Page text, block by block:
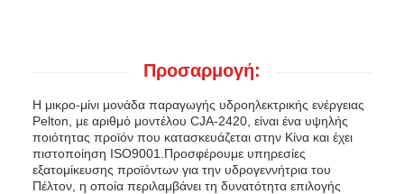
Προσαρμογή:
Η μικρο-μίνι μονάδα παραγωγής υδροηλεκτρικής ενέργειας
Pelton, με αριθμό μοντέλου CJA-2420, είναι ένα υψηλής
ποιότητας προϊόν που κατασκευάζεται στην Κίνα και έχει
πιστοποίηση ISO9001.Προσφέρουμε υπηρεσίες
εξατομίκευσης προϊόντων για την υδρογεννήτρια του
Πέλτον, η οποία περιλαμβάνει τη δυνατότητα επιλογής